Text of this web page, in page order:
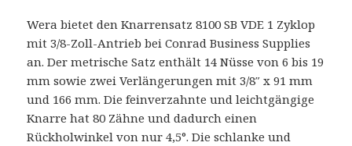
Wera bietet den Knarrensatz 8100 SB VDE 1 Zyklop
mit 3/8-Zoll-Antrieb bei Conrad Business Supplies
an. Der metrische Satz enthält 14 Nüsse von 6 bis 19
mm sowie zwei Verlängerungen mit 3/8″ x 91 mm
und 166 mm. Die feinverzahnte und leichtgängige
Knarre hat 80 Zähne und dadurch einen
Rückholwinkel von nur 4,5°. Die schlanke und